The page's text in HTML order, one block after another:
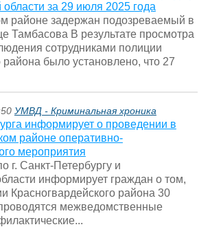
области за 29 июля 2025 года
районе задержан подозреваемый в
Тамбасова В результате просмотра
сотрудниками полиции
района было установлено, что 27
УМВД - Криминальная хроника
информирует о проведении в
районе оперативно-
мероприятия
г. Санкт-Петербургу и
информирует граждан о том,
Красногвардейского района 30
межведомственные